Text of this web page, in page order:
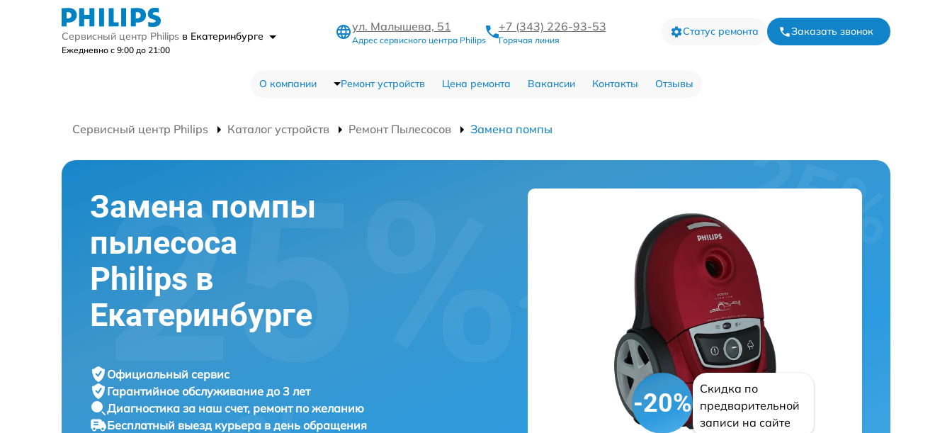
Сервисный центр Philips в Екатеринбурге
Ежедневно с 9:00 до 21:00
ул. Малышева, 51
Адрес сервисного центра Philips
+7 (343) 226-93-53
Горячая линия
Статус ремонта Заказать звонок
О компании Ремонт устройств Цена ремонта Вакансии Контакты Отзывы
Сервисный центр Philips Каталог устройств Ремонт Пылесосов Замена помпы
Замена помпы
пылесоса
Philips в
Екатеринбурге
Официальный сервис
Гарантийное обслуживание до 3 лет
Диагностика за наш счет, ремонт по желанию
Бесплатный выезд курьера в день обращения
-20%
Скидка по
предварительной
записи на сайте